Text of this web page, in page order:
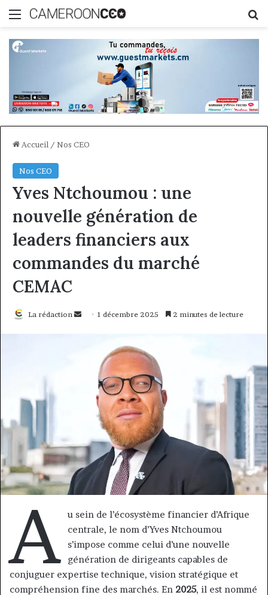
Menu
Accueil / Nos CEO
Nos CEO
Yves Ntchoumou : une
nouvelle génération de
leaders financiers aux
commandes du marché
CEMAC
La rédaction
Envoyer1 décembre 2025 2 minutes de lecture
A
u sein de l’écosystème financier d’Afrique
centrale, le nom d’Yves Ntchoumou
s’impose comme celui d’une nouvelle
génération de dirigeants capables de
conjuguer expertise technique, vision stratégique et
compréhension fine des marchés. En 2025, il est nommé